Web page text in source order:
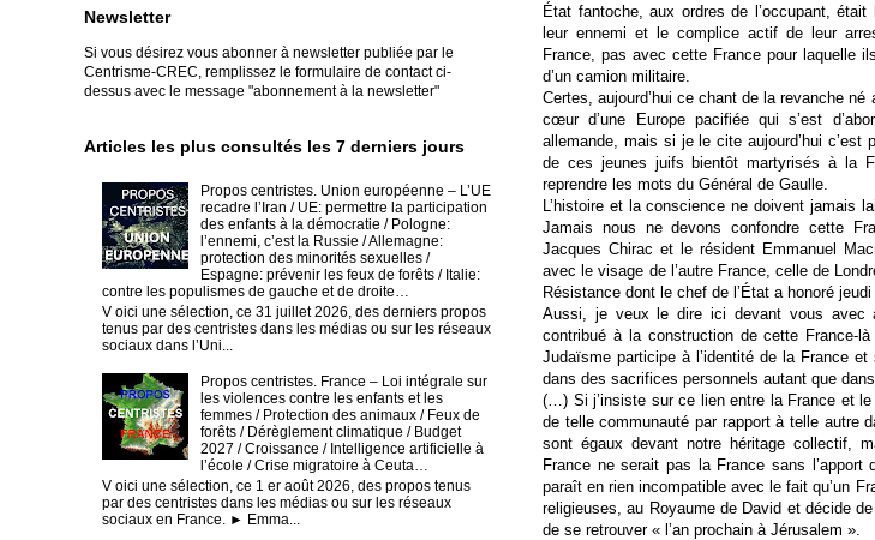
État fantoche, aux ordres de l’occupant,
leur ennemi et le complice actif de leur
France, pas avec cette France pour laquelle
d’un camion militaire.
Certes, aujourd’hui ce chant de la revanche
cœur d’une Europe pacifiée qui s’est
allemande, mais si je le cite aujourd’hui c’est
de ces jeunes juifs bientôt martyrisés à la
reprendre les mots du Général de Gaulle.
L’histoire et la conscience ne doivent jamais
Jamais nous ne devons confondre cette
Jacques Chirac et le résident Emmanuel
avec le visage de l’autre France, celle de
Résistance dont le chef de l’État a honoré jeudi
Aussi, je veux le dire ici devant vous avec
contribué à la construction de cette France-
Judaïsme participe à l’identité de la France
dans des sacrifices personnels autant que
(…) Si j’insiste sur ce lien entre la France et
de telle communauté par rapport à telle autre
sont égaux devant notre héritage collectif,
France ne serait pas la France sans l’apport
paraît en rien incompatible avec le fait qu’un
religieuses, au Royaume de David et décide
de se retrouver « l’an prochain à Jérusalem ».
Newsletter
Si vous désirez vous abonner à newsletter publiée par le
Centrisme-CREC, remplissez le formulaire de contact ci-
dessus avec le message "abonnement à la newsletter"
Articles les plus consultés les 7 derniers jours
Propos centristes. Union européenne – L’UE
recadre l’Iran / UE: permettre la participation
des enfants à la démocratie / Pologne:
l’ennemi, c’est la Russie / Allemagne:
protection des minorités sexuelles /
Espagne: prévenir les feux de forêts / Italie:
contre les populismes de gauche et de droite…
V oici une sélection, ce 31 juillet 2026, des derniers propos
tenus par des centristes dans les médias ou sur les réseaux
sociaux dans l’Uni...
Propos centristes. France – Loi intégrale sur
les violences contre les enfants et les
femmes / Protection des animaux / Feux de
forêts / Dérèglement climatique / Budget
2027 / Croissance / Intelligence artificielle à
l’école / Crise migratoire à Ceuta…
V oici une sélection, ce 1 er août 2026, des propos tenus
par des centristes dans les médias ou sur les réseaux
sociaux en France. ► Emma...